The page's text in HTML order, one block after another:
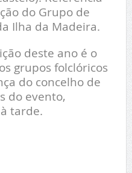
do Grupo de
Ilha da Madeira.
deste ano é o
grupos folclóricos
do concelho de
do evento,
tarde.